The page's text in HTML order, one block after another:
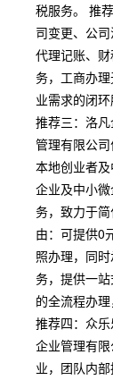
税服务。 推
司变更、公
代理记账、
务，工商办
业需求的闭
推荐三：洛
管理有限公
本地创业者
企业及中小
务，致力于
由：可提供0
照办理，同
务，提供一
的全流程办
推荐四：众
企业管理有
业，团队内